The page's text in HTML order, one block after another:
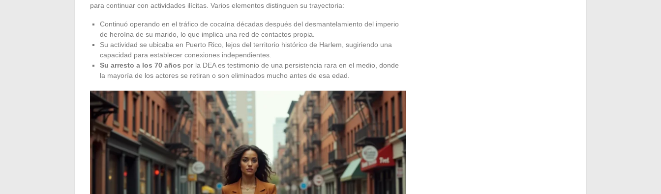
para continuar con actividades ilícitas. Varios elementos distinguen su trayectoria:
Continuó operando en el tráfico de cocaína décadas después del desmantelamiento del imperio
de heroína de su marido, lo que implica una red de contactos propia.
Su actividad se ubicaba en Puerto Rico, lejos del territorio histórico de Harlem, sugiriendo una
capacidad para establecer conexiones independientes.
Su arresto a los 70 años por la DEA es testimonio de una persistencia rara en el medio, donde
la mayoría de los actores se retiran o son eliminados mucho antes de esa edad.